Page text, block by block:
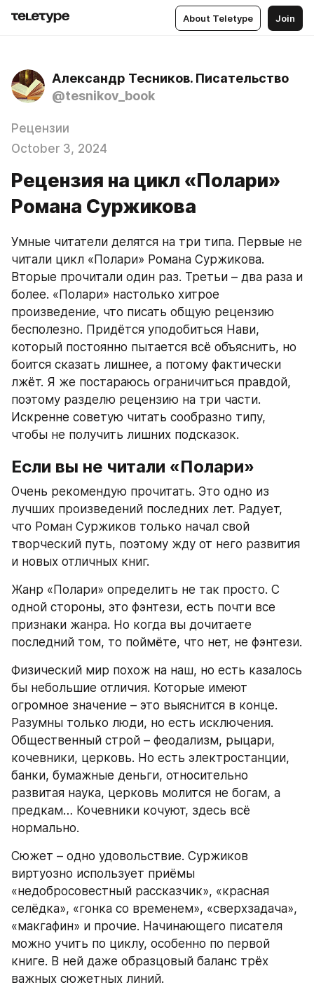
About Teletype Join
Александр Тесников. Писательство
@tesnikov_book
Рецензии
October 3, 2024
Рецензия на цикл «Полари»
Романа Суржикова
Умные читатели делятся на три типа. Первые не
читали цикл «Полари» Романа Суржикова.
Вторые прочитали один раз. Третьи – два раза и
более. «Полари» настолько хитрое
произведение, что писать общую рецензию
бесполезно. Придётся уподобиться Нави,
который постоянно пытается всё объяснить, но
боится сказать лишнее, а потому фактически
лжёт. Я же постараюсь ограничиться правдой,
поэтому разделю рецензию на три части.
Искренне советую читать сообразно типу,
чтобы не получить лишних подсказок.
Если вы не читали «Полари»
Очень рекомендую прочитать. Это одно из
лучших произведений последних лет. Радует,
что Роман Суржиков только начал свой
творческий путь, поэтому жду от него развития
и новых отличных книг.
Жанр «Полари» определить не так просто. С
одной стороны, это фэнтези, есть почти все
признаки жанра. Но когда вы дочитаете
последний том, то поймёте, что нет, не фэнтези.
Физический мир похож на наш, но есть казалось
бы небольшие отличия. Которые имеют
огромное значение – это выяснится в конце.
Разумны только люди, но есть исключения.
Общественный строй – феодализм, рыцари,
кочевники, церковь. Но есть электростанции,
банки, бумажные деньги, относительно
развитая наука, церковь молится не богам, а
предкам… Кочевники кочуют, здесь всё
нормально.
Сюжет – одно удовольствие. Суржиков
виртуозно использует приёмы
«недобросовестный рассказчик», «красная
селёдка», «гонка со временем», «сверхзадача»,
«макгафин» и прочие. Начинающего писателя
можно учить по циклу, особенно по первой
книге. В ней даже образцовый баланс трёх
важных сюжетных линий.